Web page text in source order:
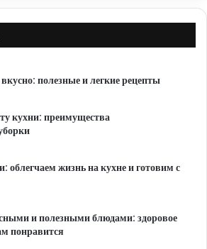
полезные и легкие рецепты
кухни: преимущества
облегчаем жизнь на кухне и готовим с
и полезными блюдами: здоровое
понравится